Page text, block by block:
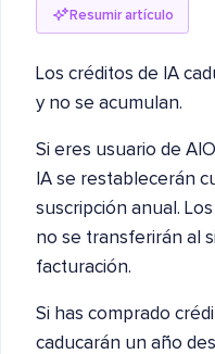
Resumir artículo
Los créditos de IA
y no se acumulan.
Si eres usuario de
IA se restablecerán
suscripción anual.
no se transferirán al
facturación.
Si has comprado
caducarán un año